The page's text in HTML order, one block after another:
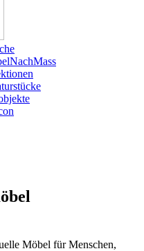
Möbel für Menschen,